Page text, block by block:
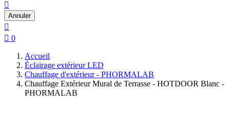

Annuler

 0
Accueil
Éclairage extérieur LED
Chauffage d'extérieur - PHORMALAB
Chauffage Extérieur Mural de Terrasse - HOTDOOR Blanc -
PHORMALAB